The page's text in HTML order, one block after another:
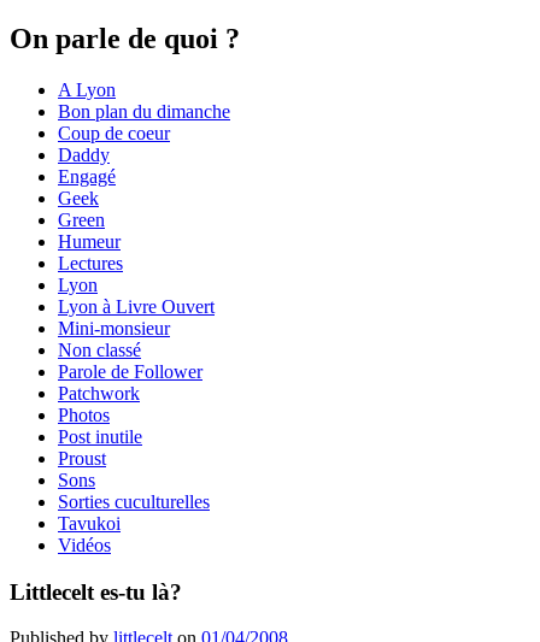
On parle de quoi ?
A Lyon
Bon plan du dimanche
Coup de coeur
Daddy
Engagé
Geek
Green
Humeur
Lectures
Lyon
Lyon à Livre Ouvert
Mini-monsieur
Non classé
Parole de Follower
Patchwork
Photos
Post inutile
Proust
Sons
Sorties cuculturelles
Tavukoi
Vidéos
Littlecelt es-tu là?